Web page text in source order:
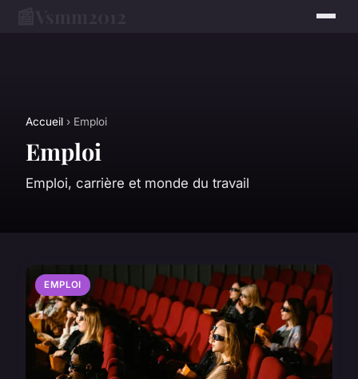
Accueil › Emploi
Emploi
Emploi, carrière et monde du travail
EMPLOI